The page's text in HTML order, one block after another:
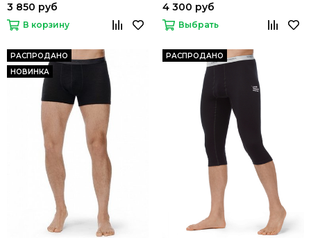
3 850 руб
В корзину
4 300 руб
Выбрать
РАСПРОДАНО
НОВИНКА
РАСПРОДАНО